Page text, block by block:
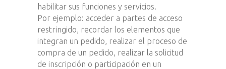
habilitar sus funciones y servicios.
Por ejemplo: acceder a partes de acceso
restringido, recordar los elementos que
integran un pedido, realizar el proceso de
compra de un pedido, realizar la solicitud
de inscripción o participación en un